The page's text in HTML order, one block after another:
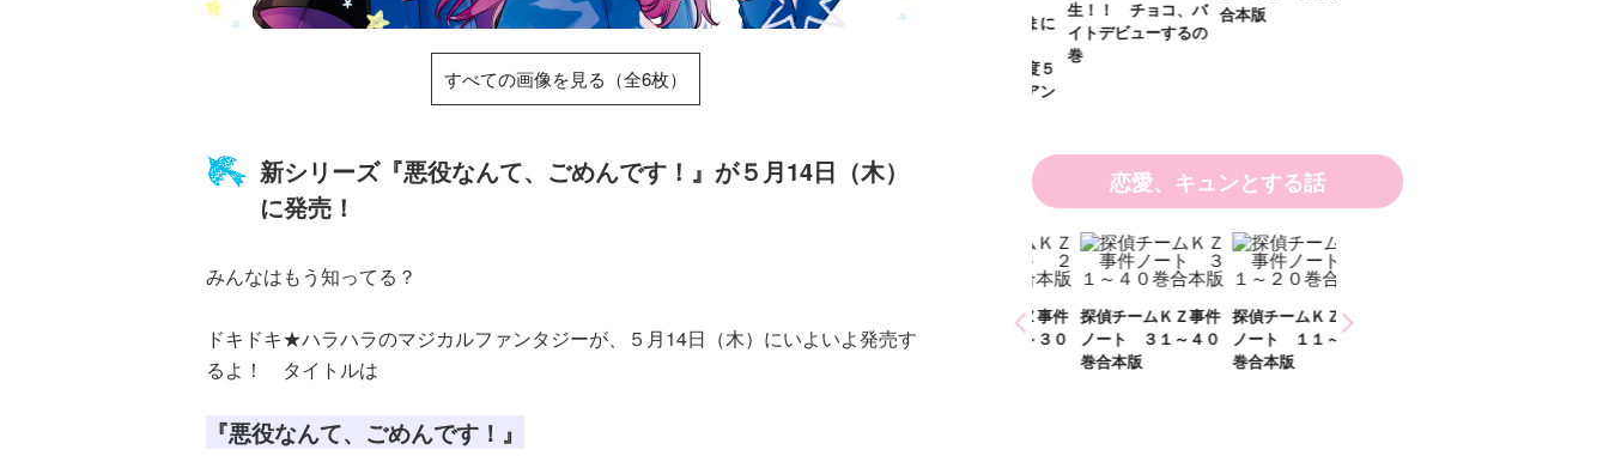
すべての画像を見る（全6枚）
新シリーズ『悪役なんて、ごめんです！』が５月14日（木）
に発売！
みんなはもう知ってる？
ドキドキ★ハラハラのマジカルファンタジーが、５月14日（木）にいよいよ発売す
るよ！ タイトルは
『悪役なんて、ごめんです！』
さん！？ ６年１
組 黒魔女さんが通
る！！（１８）
法 ６年１組 黒魔
女さんが通る！！
（１７）
合本版
いきなりお姫さまに
生！！ チョコ、バ
イトデビューするの
巻
合本版
恋愛、キュンとする話
ノート １～１０巻
探偵チームＫＺ事件
ノート ２１～３０
探偵チームＫＺ事件
ノート ３１～４０
巻合本版
探偵チームＫＺ事件
ノート １１～２０
巻合本版